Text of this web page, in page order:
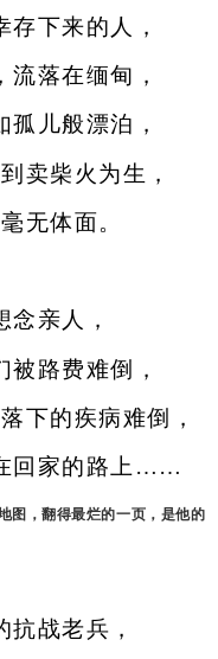
下来的人，
落在缅甸，
儿般漂泊，
柴火为生，
体面。
亲人，
路费难倒，
的疾病难倒，
回家的路上……
图，翻得最烂的一页，是他的
战老兵，